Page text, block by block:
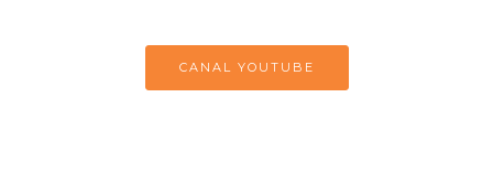
CANAL YOUTUBE